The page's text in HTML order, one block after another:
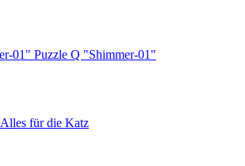
Puzzle Q "Shimmer-01"
Alles für die Katz